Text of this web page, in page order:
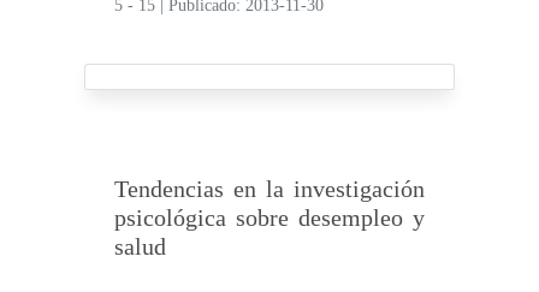
5 - 15
|Publicado: 2013-11-30
Tendencias en la investigación
psicológica sobre desempleo y
salud